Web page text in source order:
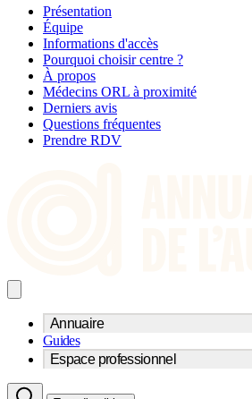
Présentation
Équipe
Informations d'accès
Pourquoi choisir centre ?
À propos
Médecins ORL à proximité
Derniers avis
Questions fréquentes
Prendre RDV
Annuaire
Trouvez un professionnel de l'audition
Centre d'audioprothèse
Guides
Espace professionnel
Acteurs et services